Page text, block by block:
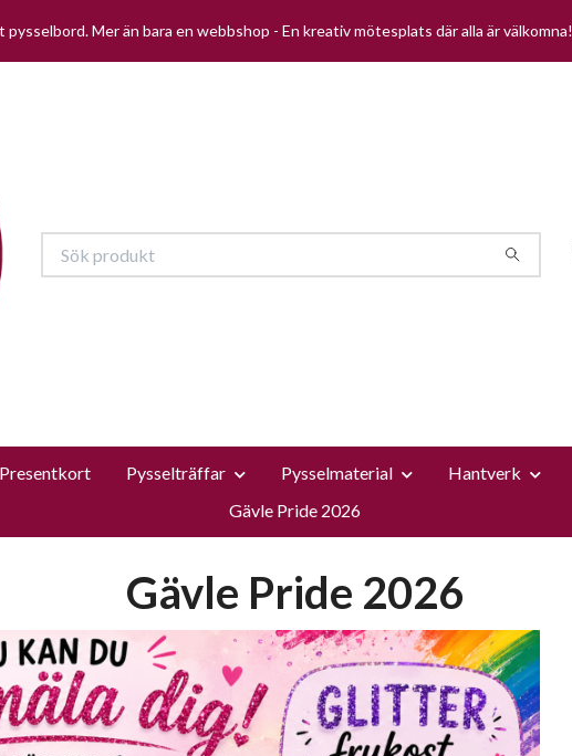
Mer än bara en webbshop - En kreativ mötesplats där alla är välkomna!
Presentkort Pysselträffar Pysselmaterial Hantverk
Gävle Pride 2026
Gävle Pride 2026